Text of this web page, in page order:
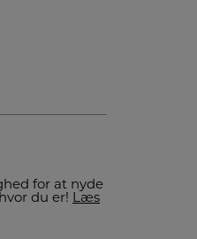
for at nyde
du er! Læs